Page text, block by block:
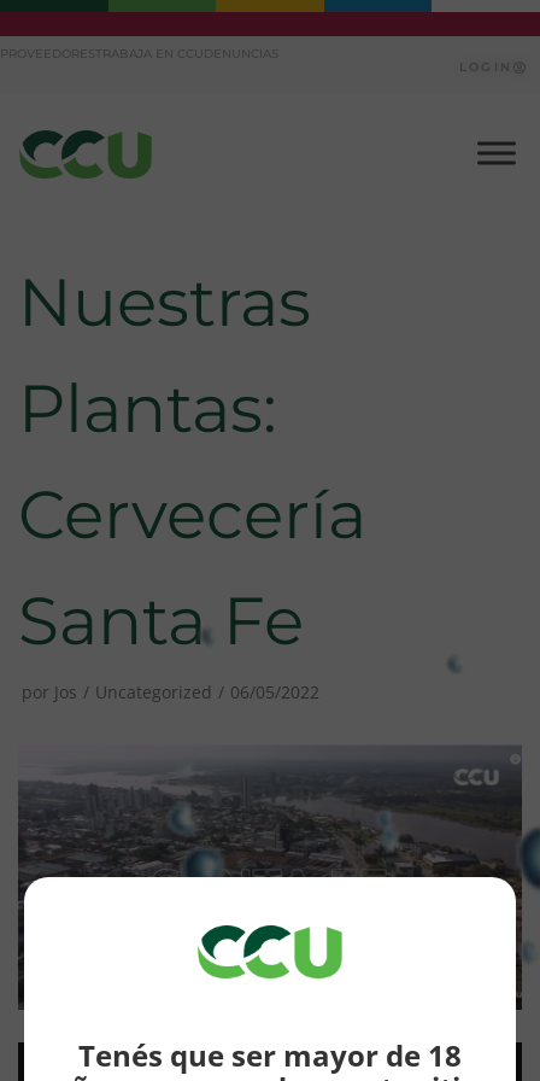
al
Tenés que ser mayor de 18
PROVEEDORES TRABAJA EN CCUDENUNCIAS
LOGIN
Nuestras
Plantas:
Cervecería
Santa Fe
por Jos Uncategorized 06/05/2022